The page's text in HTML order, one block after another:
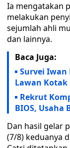
Ia mengatakan
melakukan
sejumlah ahli
dan lainnya.
Baca Juga:
Survei Iwan
Lawan Kotak
Rekrut
BIOS, Usaha
Dan hasil gelar
(7/8) keduanya